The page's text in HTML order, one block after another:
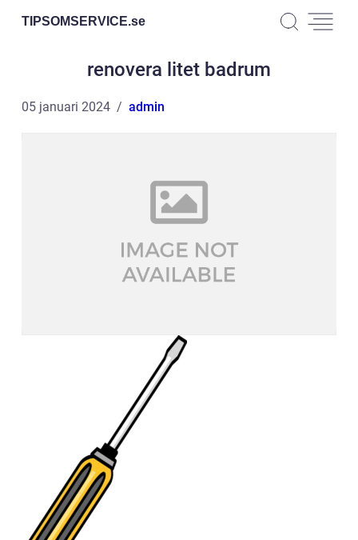
TIPSOMSERVICE.se
renovera litet badrum
05 januari 2024 admin